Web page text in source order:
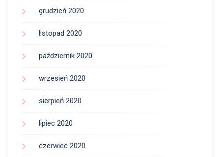
grudzień 2020
listopad 2020
październik 2020
wrzesień 2020
sierpień 2020
lipiec 2020
czerwiec 2020